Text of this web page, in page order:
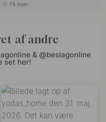
På lager
af andre
& @beslagonline
set her!